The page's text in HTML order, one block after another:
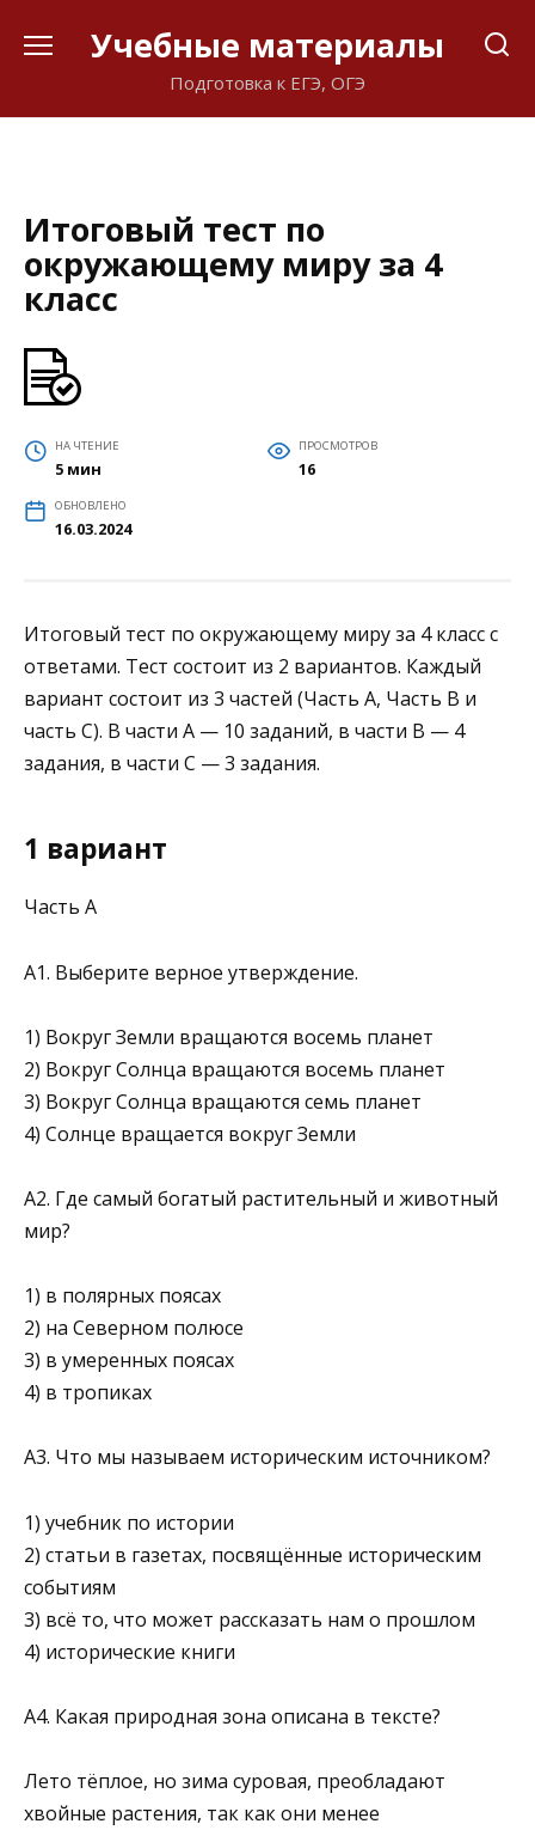
Учебные материалы
Подготовка к ЕГЭ, ОГЭ
Итоговый тест по
окружающему миру за 4
класс
НА ЧТЕНИЕ
5 мин
ПРОСМОТРОВ
16
ОБНОВЛЕНО
16.03.2024
Итоговый тест по окружающему миру за 4 класс с
ответами. Тест состоит из 2 вариантов. Каждый
вариант состоит из 3 частей (Часть А, Часть В и
часть С). В части А — 10 заданий, в части В — 4
задания, в части С — 3 задания.
1 вариант
Часть А
А1. Выберите верное утверждение.
1) Вокруг Земли вращаются восемь планет
2) Вокруг Солнца вращаются восемь планет
3) Вокруг Солнца вращаются семь планет
4) Солнце вращается вокруг Земли
А2. Где самый богатый растительный и животный
мир?
1) в полярных поясах
2) на Северном полюсе
3) в умеренных поясах
4) в тропиках
А3. Что мы называем историческим источником?
1) учебник по истории
2) статьи в газетах, посвящённые историческим
событиям
3) всё то, что может рассказать нам о прошлом
4) исторические книги
А4. Какая природная зона описана в тексте?
Лето тёплое, но зима суровая, преобладают
хвойные растения, так как они менее